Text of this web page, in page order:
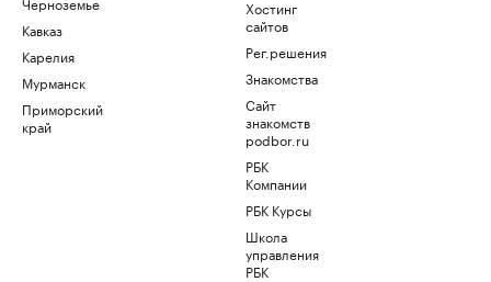
Кавказ
Карелия
Мурманск
Приморский
край
Хостинг
сайтов
Рег.решения
Знакомства
Сайт
знакомств
podbor.ru
РБК
Компании
РБК Курсы
Школа
управления
РБК